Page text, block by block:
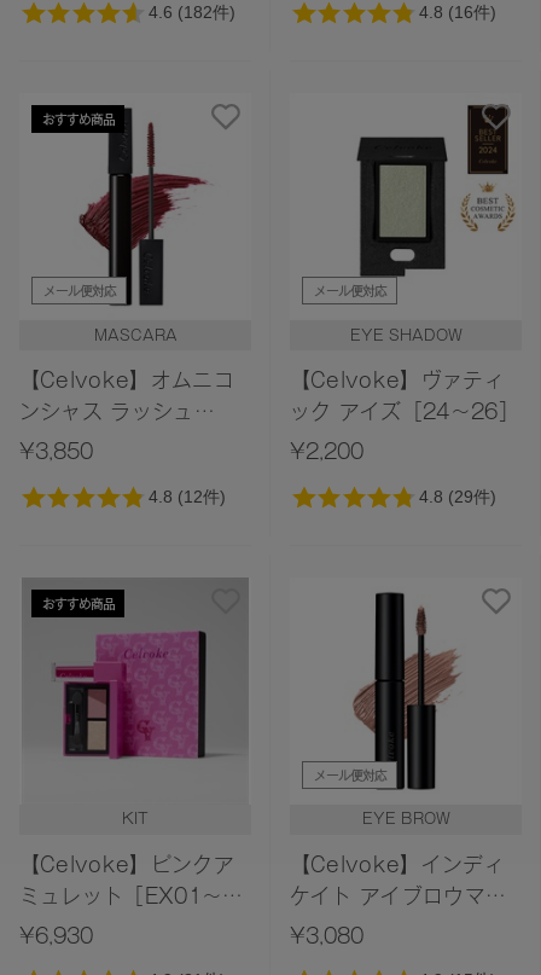
おすすめ商品
メール便対応
MASCARA
【Celvoke】オムニコ
ンシャス ラッシュ
［05,06］＜2025 AW
¥3,850
メール便対応
EYE SHADOW
【Celvoke】ヴァティ
ック アイズ［24～26］
¥2,200
おすすめ商品
KIT
【Celvoke】ピンクア
ミュレット［EX01～
EX02］＜限定品＞
¥6,930
メール便対応
EYE BROW
【Celvoke】インディ
ケイト アイブロウマス
カラC 08
¥3,080